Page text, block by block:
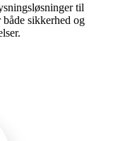
til
sikkerhed og